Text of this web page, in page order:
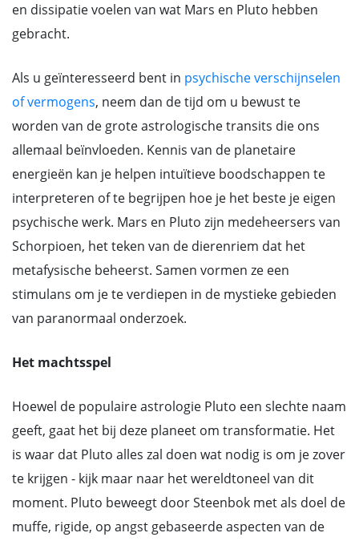
en dissipatie voelen van wat Mars en Pluto hebben
gebracht.
Als u geïnteresseerd bent in psychische verschijnselen
of vermogens, neem dan de tijd om u bewust te
worden van de grote astrologische transits die ons
allemaal beïnvloeden. Kennis van de planetaire
energieën kan je helpen intuïtieve boodschappen te
interpreteren of te begrijpen hoe je het beste je eigen
psychische werk. Mars en Pluto zijn medeheersers van
Schorpioen, het teken van de dierenriem dat het
metafysische beheerst. Samen vormen ze een
stimulans om je te verdiepen in de mystieke gebieden
van paranormaal onderzoek.
Het machtsspel
Hoewel de populaire astrologie Pluto een slechte naam
geeft, gaat het bij deze planeet om transformatie. Het
is waar dat Pluto alles zal doen wat nodig is om je zover
te krijgen - kijk maar naar het wereldtoneel van dit
moment. Pluto beweegt door Steenbok met als doel de
muffe, rigide, op angst gebaseerde aspecten van de